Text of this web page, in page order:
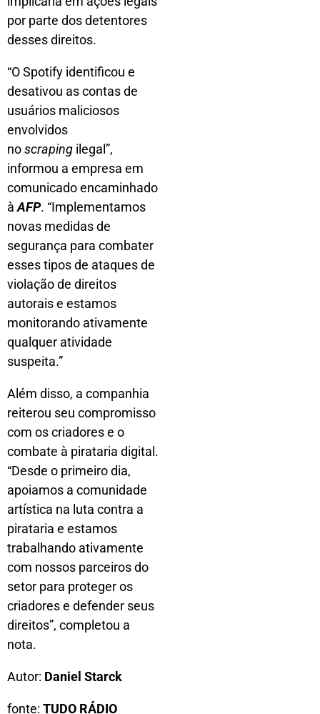
por parte dos detentores
desses direitos.
“O Spotify identificou e
desativou as contas de
usuários maliciosos
envolvidos
noscraping ilegal”,
informou a empresa em
comunicado encaminhado
àAFP. “Implementamos
novas medidas de
segurança para combater
esses tipos de ataques de
violação de direitos
autorais e estamos
monitorando ativamente
qualquer atividade
suspeita.”
Além disso, a companhia
reiterou seu compromisso
com os criadores e o
combate à pirataria digital.
“Desde o primeiro dia,
apoiamos a comunidade
artística na luta contra a
pirataria e estamos
trabalhando ativamente
com nossos parceiros do
setor para proteger os
criadores e defender seus
direitos”, completou a
nota.
Autor: Daniel Starck
fonte: TUDO RÁDIO